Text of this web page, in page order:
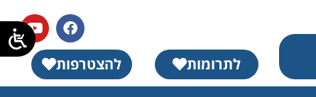
לתרומות להצטרפות